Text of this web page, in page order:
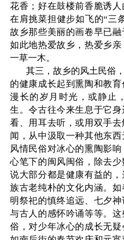
花香；好在鼓楼前香脆诱
在肩挑菜担健步如飞的“三
故乡那些美丽的画卷早已
如此地热爱故乡，热爱乡亲
一草一木。
其三，故乡的风土民俗
的健康成长起到熏陶和教
漫长的岁月时光，或静止
生。令古往今来生息于它
看、用耳去听，或用双手
闻，从中汲取一种其他东
风情民俗对冰心的熏陶影
心笔下的闽风闽俗，除去
说大部分都是健康有益的
族古老纯朴的文化内涵。
明祭祀的慎终追远、七夕
与古人的感怀吟诵等等。
俗，对少年冰心的成长无疑